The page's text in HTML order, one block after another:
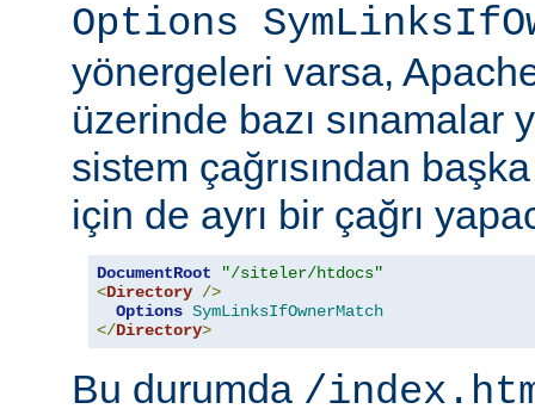
Options
yönergeleri varsa,
üzerinde bazı sınamalar
sistem çağrısından
için de ayrı bir çağrı
DocumentRoot
"/siteler/htdocs"
<Directory />
Options SymLinksIfOwnerMatch
</Directory>
Bu durumda /